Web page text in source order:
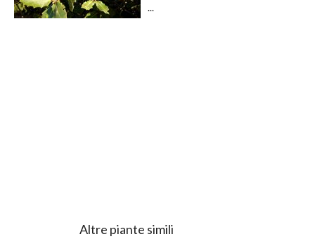
...
Altre piante simili